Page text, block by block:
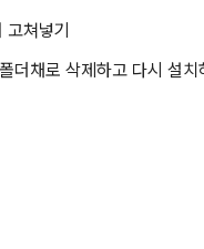
쳐넣기
더채로 삭제하고 다시 설치